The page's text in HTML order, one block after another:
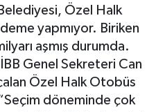
Özel Halk
yapmıyor. Biriken
aşmış durumda.
Genel Sekreteri Can
çalan Özel Halk Otobüs
döneminde çok